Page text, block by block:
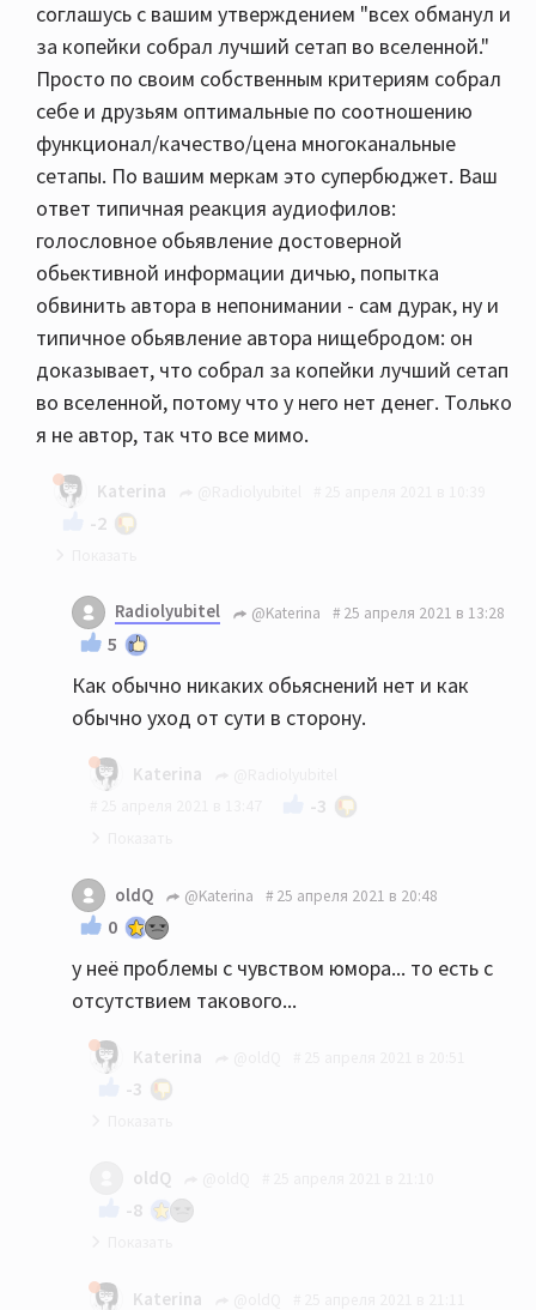
соглашусь с вашим утверждением "всех обманул и
за копейки собрал лучший сетап во вселенной."
Просто по своим собственным критериям собрал
себе и друзьям оптимальные по соотношению
функционал/качество/цена многоканальные
сетапы. По вашим меркам это супербюджет. Ваш
ответ типичная реакция аудиофилов:
голословное обьявление достоверной
обьективной информации дичью, попытка
обвинить автора в непонимании - сам дурак, ну и
типичное обьявление автора нищебродом: он
доказывает, что собрал за копейки лучший сетап
во вселенной, потому что у него нет денег. Только
я не автор, так что все мимо.
Katerina
-2
В данном конкретном случае от меня никаких
объяснений не требуется.
Radiolyubitel @Katerina 25 апреля 2021 в 13:28
5
Как обычно никаких обьяснений нет и как
обычно уход от сути в сторону.
Katerina
-3
Вам показалось.
oldQ @Katerina 25 апреля 2021 в 20:48
0
у неё проблемы с чувством юмора... то есть с
отсутствием такового...
Katerina
-3
отсутствие чувства юмора к изначально
срачной теме?
oldQ
-8
это я вспоминаю ваши ответы на некоторые,
Katerina